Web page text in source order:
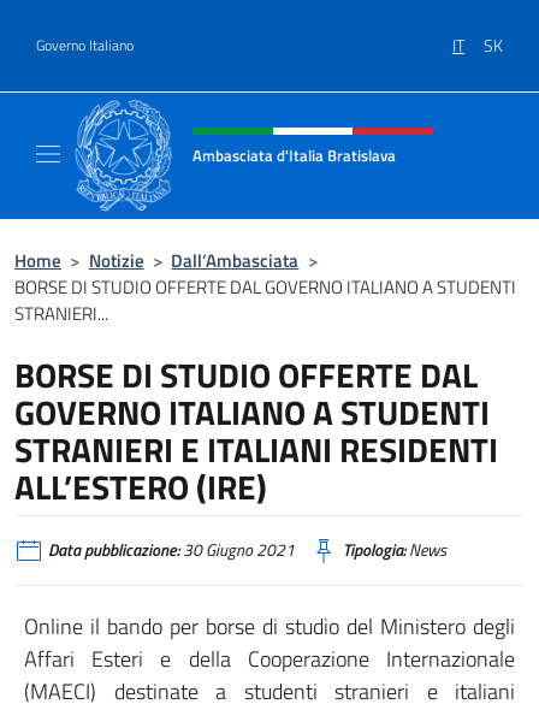
Governo Italiano IT SK
Intestazione sito, social e menù
Ambasciata d'Italia Bratislava
Home > Notizie > Dall’Ambasciata >
BORSE DI STUDIO OFFERTE DAL GOVERNO ITALIANO A STUDENTI
STRANIERI...
BORSE DI STUDIO OFFERTE DAL
GOVERNO ITALIANO A STUDENTI
STRANIERI E ITALIANI RESIDENTI
ALL’ESTERO (IRE)
Data pubblicazione:30 Giugno 2021 Tipologia:News
Online il bando per borse di studio del Ministero degli
Affari Esteri e della Cooperazione Internazionale
(MAECI) destinate a studenti stranieri e italiani